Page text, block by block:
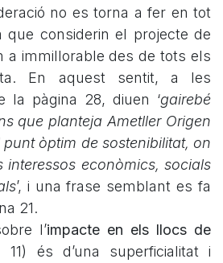
no es torna a fer en tot
que considerin el projecte de
a immillorable des de tots els
En aquest sentit, a les
la pàgina 28, diuen ‘gairebé
que planteja Ametller Origen
punt òptim de sostenibilitat, on
interessos econòmics, socials
’, i una frase semblant es fa
21.
l’impacte en els llocs de
11) és d’una superficialitat i